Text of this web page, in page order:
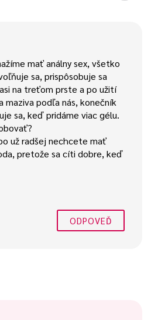
mať análny sex, všetko
sa, prispôsobuje sa
na treťom prste a po užití
maziva podľa nás, konečník
sa, keď pridáme viac gélu.
už radšej nechcete mať
pretože sa cíti dobre, keď
ODPOVEĎ